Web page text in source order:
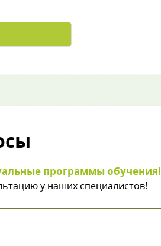
программы обучения!
у наших специалистов!